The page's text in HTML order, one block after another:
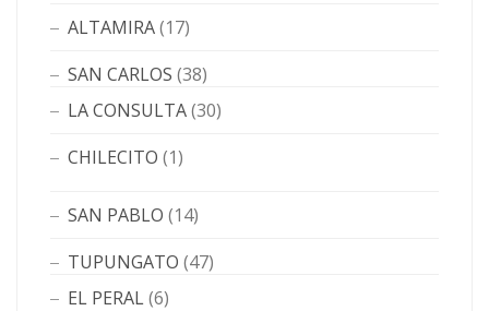
ALTAMIRA(17)
SAN CARLOS (38)
LA CONSULTA(30)
CHILECITO (1)
SAN PABLO (14)
TUPUNGATO (47)
EL PERAL(6)